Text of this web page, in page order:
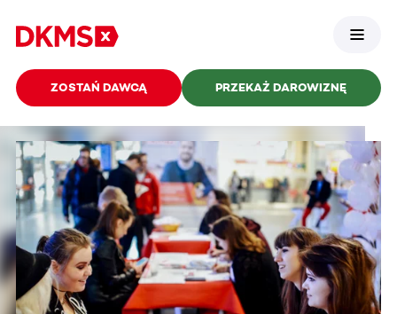
ZOSTAŃ DAWCĄ PRZEKAŻ DAROWIZNĘ